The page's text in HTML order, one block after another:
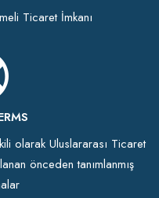
Ticaret İmkanı
olarak Uluslararası Ticaret
önceden tanımlanmış